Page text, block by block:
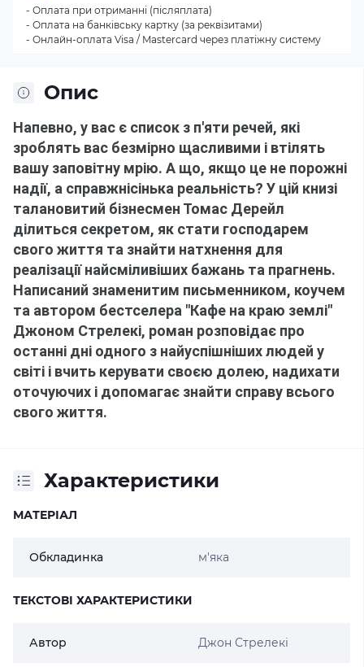
Опис
Напевно, у вас є список з п'яти речей, які
зроблять вас безмірно щасливими і втілять
вашу заповітну мрію. А що, якщо це не порожні
надії, а справжнісінька реальність? У цій книзі
талановитий бізнесмен Томас Дерейл
ділиться секретом, як стати господарем
свого життя та знайти натхнення для
реалізації найсміливіших бажань та прагнень.
Написаний знаменитим письменником, коучем
та автором бестселера "Кафе на краю землі"
Джоном Стрелекі, роман розповідає про
останні дні одного з найуспішніших людей у ​​
світі і вчить керувати своєю долею, надихати
оточуючих і допомагає знайти справу всього
свого життя.
Характеристики
МАТЕРІАЛ
Обкладинка м'яка
ТЕКСТОВІ ХАРАКТЕРИСТИКИ
Автор Джон Стрелекі
- Оплата при отриманні (післяплата)
- Оплата на банківську картку (за реквізитами)
- Онлайн-оплата Visa / Mastercard через платіжну систему